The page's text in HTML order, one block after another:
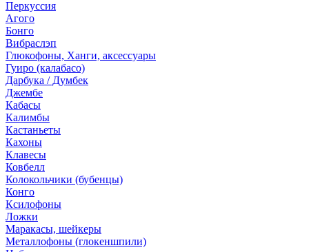
Перкуссия
Агого
Бонго
Вибраслэп
Глюкофоны, Ханги, аксессуары
Гуиро (калабасо)
Дарбука / Думбек
Джембе
Кабасы
Калимбы
Кастаньеты
Кахоны
Клавесы
Ковбелл
Колокольчики (бубенцы)
Конго
Ксилофоны
Ложки
Маракасы, шейкеры
Металлофоны (глокеншпили)